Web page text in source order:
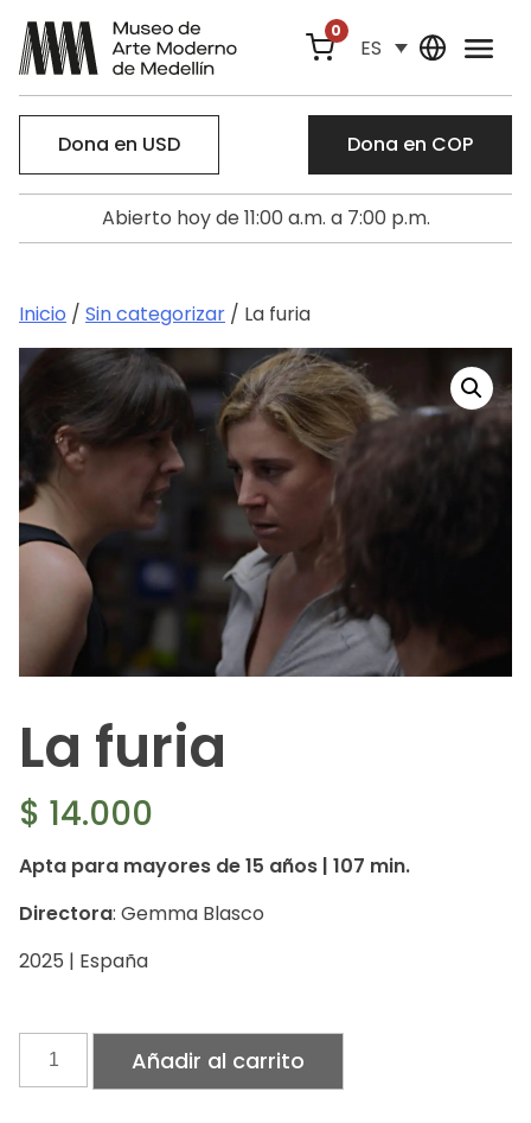
0
ES
Dona en USD Dona en COP
Abierto hoy de 11:00 a.m. a 7:00 p.m.
Inicio / Sin categorizar / La furia
La furia
$ 14.000
Apta para mayores de 15 años | 107 min.
Directora: Gemma Blasco
2025 | España
furia
Añadir al carrito